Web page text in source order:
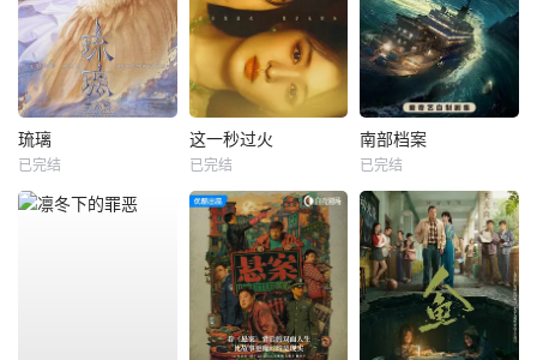
琉璃
已完结
这一秒过火
已完结
南部档案
已完结